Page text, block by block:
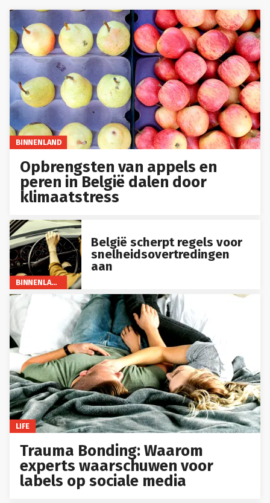
BINNENLAND
Opbrengsten van appels en
peren in België dalen door
klimaatstress
BINNENLAND
België scherpt regels voor
snelheidsovertredingen
aan
LIFE
Trauma Bonding: Waarom
experts waarschuwen voor
labels op sociale media